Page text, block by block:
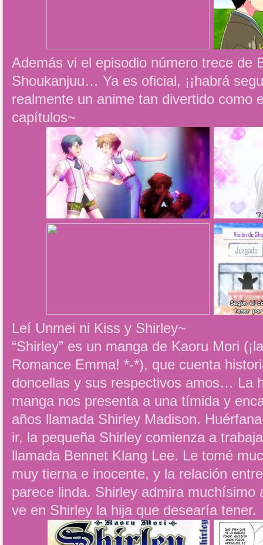
Además vi el episodio número trece de
Shoukanjuu… Ya es oficial, ¡¡habrá
realmente un anime tan divertido como
capítulos~
Leí Unmei ni Kiss y Shirley~
“Shirley” es un manga de Kaoru Mori
Romance Emma! *-*), que cuenta
doncellas y sus respectivos amos… La
manga nos presenta a una tímida y
años llamada Shirley Madison.
ir, la pequeña Shirley comienza a
llamada Bennet Klang Lee. Le tomé
muy tierna e inocente, y la relación
parece linda. Shirley admira muchísimo
ve en Shirley la hija que desearía tener.